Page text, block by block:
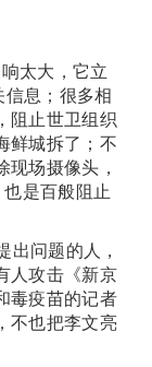
太大，它立
信息；很多相
止世卫组织
鲜城拆了；不
场摄像头，
是百般阻止
出问题的人，
人攻击《新京
毒疫苗的记者
不也把李文亮